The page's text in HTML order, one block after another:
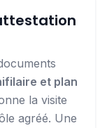
et plan
la visite
agréé. Une